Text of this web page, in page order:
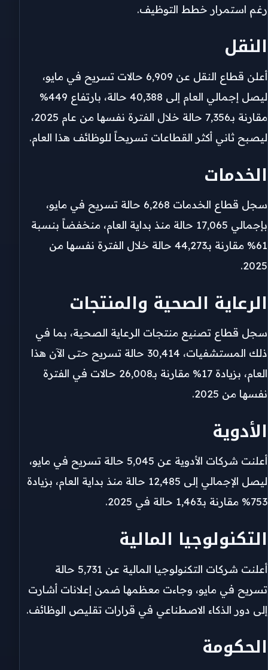
رغم استمرار خطط التوظيف.
النقل
أعلن قطاع النقل عن 6,909 حالات تسريح في مايو،
ليصل إجمالي العام إلى 40,388 حالة، بارتفاع 449%
مقارنة بـ7,356 حالة خلال الفترة نفسها من عام 2025،
ليصبح ثاني أكثر القطاعات تسريحاً للوظائف هذا العام.
الخدمات
سجل قطاع الخدمات 6,268 حالة تسريح في مايو،
بإجمالي 17,065 حالة منذ بداية العام، منخفضاً بنسبة
61% مقارنة بـ44,273 حالة خلال الفترة نفسها من
2025.
الرعاية الصحية والمنتجات
سجل قطاع تصنيع منتجات الرعاية الصحية، بما في
ذلك المستشفيات، 30,414 حالة تسريح حتى الآن هذا
العام، بزيادة 17% مقارنة بـ26,008 حالات في الفترة
نفسها من 2025.
الأدوية
أعلنت شركات الأدوية عن 5,045 حالة تسريح في مايو،
ليصل الإجمالي إلى 12,485 حالة منذ بداية العام، بزيادة
753% مقارنة بـ1,463 حالة في 2025.
التكنولوجيا المالية
أعلنت شركات التكنولوجيا المالية عن 5,731 حالة
تسريح في مايو، وجاءت معظمها ضمن إعلانات أشارت
إلى دور الذكاء الاصطناعي في قرارات تقليص الوظائف.
الحكومة